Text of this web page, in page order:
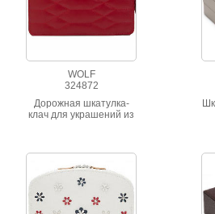
WOLF
324872
Дорожная шкатулка-
клач для украшений из